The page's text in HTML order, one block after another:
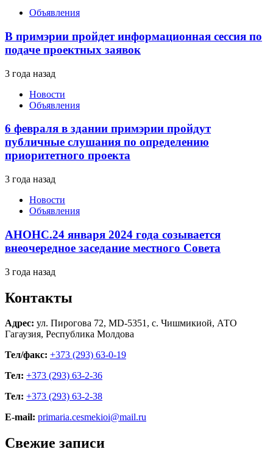
Объявления
В примэрии пройдет информационная сессия по
подаче проектных заявок
3 года назад
Новости
Объявления
6 февраля в здании примэрии пройдут
публичные слушания по определению
приоритетного проекта
3 года назад
Новости
Объявления
АНОНС.24 января 2024 года созывается
внеочередное заседание местного Совета
3 года назад
Контакты
Адрес: ул. Пирогова 72, MD-5351, с. Чишмикиой, АТО
Гагаузия, Республика Молдова
Тел/факс: +373 (293) 63-0-19
Тел: +373 (293) 63-2-36
Тел: +373 (293) 63-2-38
E-mail: primaria.cesmekioi@mail.ru
Свежие записи